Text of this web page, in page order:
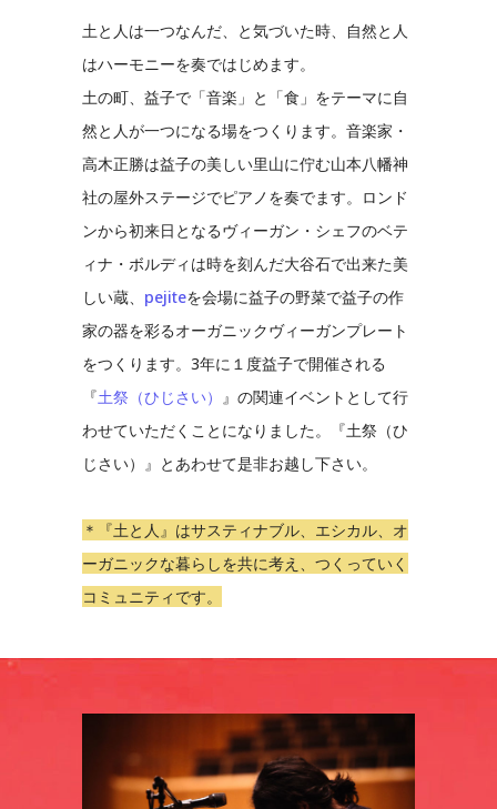
土と人は一つなんだ、と気づいた時、自然と人
はハーモニーを奏ではじめます。
土の町、益子で「音楽」と「食」をテーマに自
然と人が一つになる場をつくります。音楽家・
高木正勝は益子の美しい里山に佇む山本八幡神
社の屋外ステージでピアノを奏でます。ロンド
ンから初来日となるヴィーガン・シェフのベテ
ィナ・ボルディは時を刻んだ大谷石で出来た美
しい蔵、 pejiteを会場に益子の野菜で益子の作
家の器を彩るオーガニックヴィーガンプレート
をつくります。3年に１度益子で開催される
『土祭（ひじさい）
』の関連イベントとして行
わせていただくことになりました。『土祭（ひ
じさい）』とあわせて是非お越し下さい。
＊『土と人』はサスティナブル、エシカル、オ
ーガニックな暮らしを共に考え、つくっていく
コミュニティです。